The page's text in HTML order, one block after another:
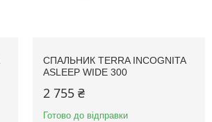
СПАЛЬНИК TERRA INCOGNITA
ASLEEP WIDE 300
2 755 ₴
Готово до відправки